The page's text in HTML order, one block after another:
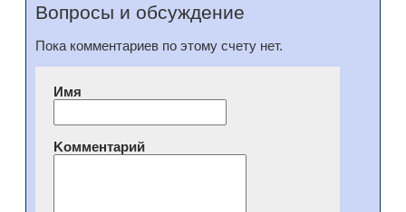
Вопросы и обсуждение
Пока комментариев по этому счету нет.
Имя
Kомментарий